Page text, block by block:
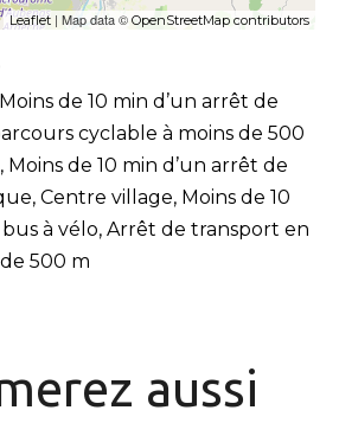
Leaflet | Map data © OpenStreetMap contributors
de 10 min d’un arrêt de
cyclable à moins de 500
Moins de 10 min d’un arrêt de
Centre village, Moins de 10
à vélo, Arrêt de transport en
500 m
aussi